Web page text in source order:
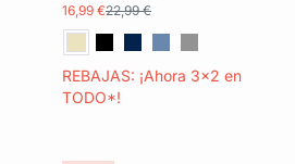
16,99 €22,99 €
REBAJAS: ¡Ahora 3x2 en
TODO*!